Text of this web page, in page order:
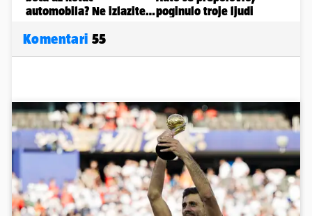
Komentari 55